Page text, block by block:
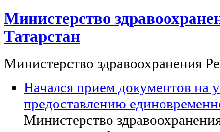
Министерство
Татарстан
Министерство здравоохранения
Начался прием документов на
предоставлению
Министерство